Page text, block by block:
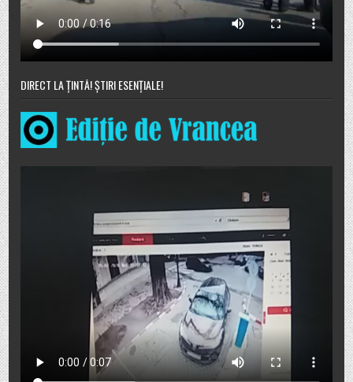
DIRECT LA ȚINTĂ! ȘTIRI ESENȚIALE!